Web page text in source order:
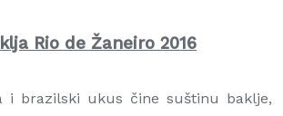
Rio de Žaneiro 2016
i brazilski ukus čine suštinu baklje,